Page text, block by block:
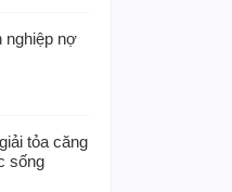
nghiệp nợ
tỏa căng
sống